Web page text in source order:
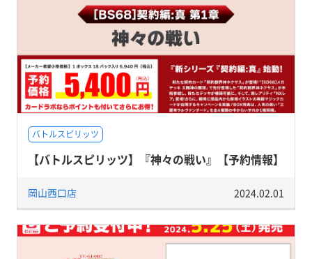
バトルスピリッツ
【バトルスピリッツ】『神々の戦い』【予約情報】
岡山西口店 2024.02.01